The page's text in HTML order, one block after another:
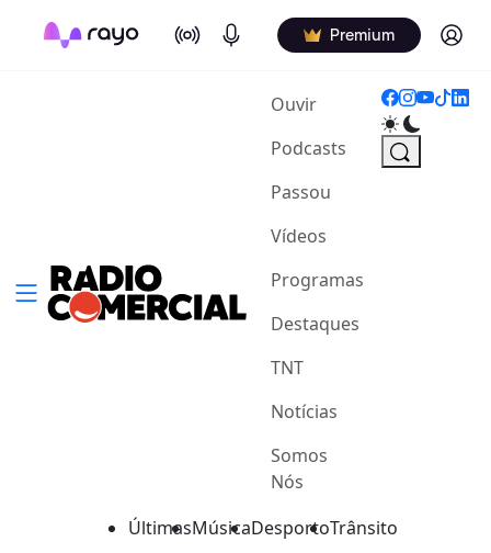
On Air Podcasts Premium Log in
Ouvir(current)
Podcasts
Passou
Vídeos
Programas
Destaques
TNT
Notícias
Somos
Nós
ÚltimasMúsicaDesportoTrânsito